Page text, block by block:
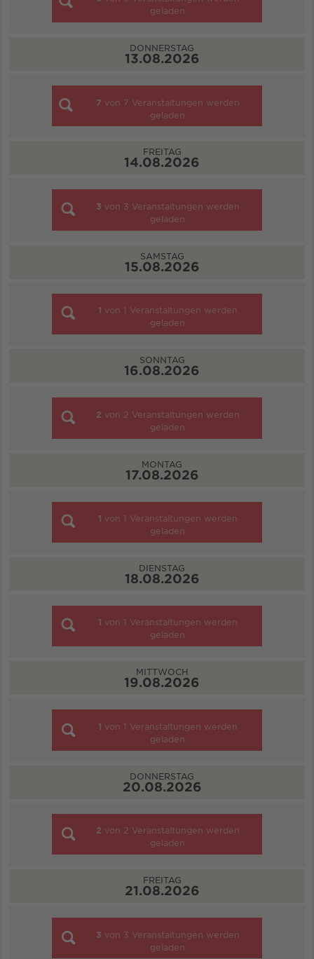
geladen
DONNERSTAG
13.08.2026
7 von 7 Veranstaltungen werden
geladen
FREITAG
14.08.2026
3 von 3 Veranstaltungen werden
geladen
SAMSTAG
15.08.2026
1 von 1 Veranstaltungen werden
geladen
SONNTAG
16.08.2026
2 von 2 Veranstaltungen werden
geladen
MONTAG
17.08.2026
1 von 1 Veranstaltungen werden
geladen
DIENSTAG
18.08.2026
1 von 1 Veranstaltungen werden
geladen
MITTWOCH
19.08.2026
1 von 1 Veranstaltungen werden
geladen
DONNERSTAG
20.08.2026
2 von 2 Veranstaltungen werden
geladen
FREITAG
21.08.2026
3 von 3 Veranstaltungen werden
geladen